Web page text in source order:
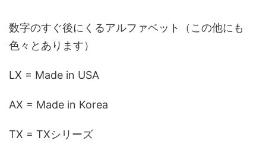
数字のすぐ後にくるアルファベット（この他にも
色々とあります）
LX = Made in USA
AX = Made in Korea
TX = TXシリーズ